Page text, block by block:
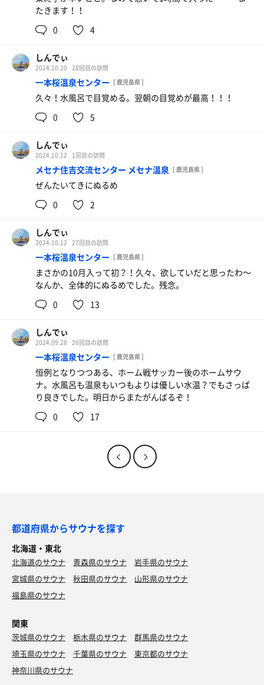
たきます！！
0
4
しんでぃ
2024.10.20 28回目の訪問
一本桜温泉センター [ 鹿児島県 ]
久々！水風呂で目覚める。翌朝の目覚めが最高！！！
0
5
しんでぃ
2024.10.12 1回目の訪問
メセナ住吉交流センター メセナ温泉 [ 鹿児島県 ]
ぜんたいてきにぬるめ
0
2
しんでぃ
2024.10.12 27回目の訪問
一本桜温泉センター [ 鹿児島県 ]
まさかの10月入って初？！久々、欲していだと思ったわ〜
なんか、全体的にぬるめでした。残念。
0
13
しんでぃ
2024.09.28 26回目の訪問
一本桜温泉センター [ 鹿児島県 ]
恒例となりつつある、ホーム戦サッカー後のホームサウ
ナ。水風呂も温泉もいつもよりは優しい水温？でもさっぱ
り良きでした。明日からまたがんばるぞ！
0
17
都道府県からサウナを探す
北海道・東北
北海道のサウナ 青森県のサウナ
岩手県のサウナ
宮城県のサウナ
秋田県のサウナ
山形県のサウナ
福島県のサウナ
関東
茨城県のサウナ 栃木県のサウナ
群馬県のサウナ
埼玉県のサウナ
千葉県のサウナ
東京都のサウナ
神奈川県のサウナ